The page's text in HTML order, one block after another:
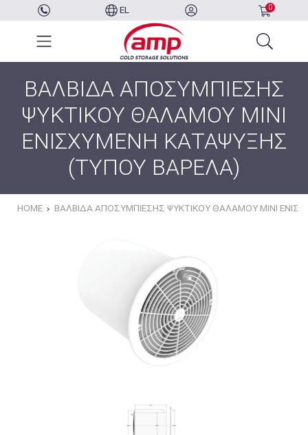
EL 0
ΒΑΛΒΙΔΑ ΑΠΟΣΥΜΠΙΕΣΗΣ
ΨΥΚΤΙΚΟΥ ΘΑΛΑΜΟΥ MINI
ΕΝΙΣΧΥΜΕΝΗ ΚΑΤΑΨΥΞΗΣ
(ΤΥΠΟΥ ΒΑΡΕΛΑ)
HOME ΒΑΛΒΙΔΑ ΑΠΟΣΥΜΠΙΕΣΗΣ ΨΥΚΤΙΚΟΥ ΘΑΛΑΜΟΥ MINI